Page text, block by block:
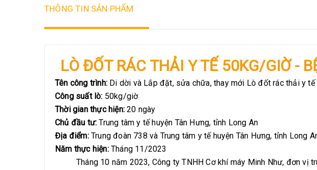
THÔNG TIN SẢN PHẨM
LÒ ĐỐT RÁC THẢI Y TẾ 50KG/GIỜ -
Tên công trình: Di dời và Lắp đặt, sửa chữa, thay mới Lò đốt rác thải y
Công suất lò: 50kg/giờ
Thời gian thực hiện: 20 ngày
Chủ đầu tư: Trung tâm y tế huyện Tân Hưng, tỉnh Long An
Địa điểm:Trung đoàn 738 và Trung tâm y tế huyện Tân Hưng, tỉnh Long
Năm thực hiện:Tháng 11/2023
Tháng 10 năm 2023, Công ty TNHH Cơ khí máy Minh Như, đơn vị